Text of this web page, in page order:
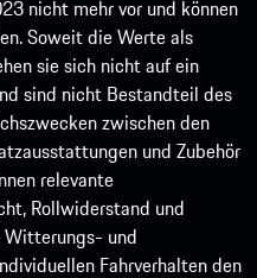
nicht mehr vor und können
Soweit die Werte als
sie sich nicht auf ein
sind nicht Bestandteil des
zwischen den
und Zubehör
relevante
Rollwiderstand und
Witterungs- und
Fahrverhalten den